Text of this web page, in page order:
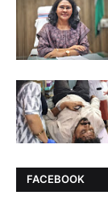
FACEBOOK